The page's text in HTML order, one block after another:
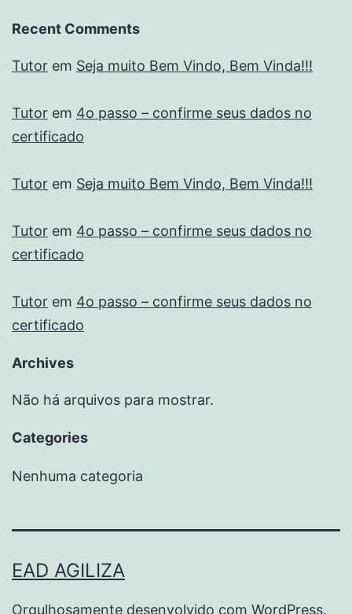
Recent Comments
Tutor em Seja muito Bem Vindo, Bem Vinda!!!
Tutor em 4o passo – confirme seus dados no
certificado
Tutor em Seja muito Bem Vindo, Bem Vinda!!!
Tutor em 4o passo – confirme seus dados no
certificado
Tutor em 4o passo – confirme seus dados no
certificado
Archives
Não há arquivos para mostrar.
Categories
Nenhuma categoria
EAD AGILIZA
Orgulhosamente desenvolvido com WordPress.